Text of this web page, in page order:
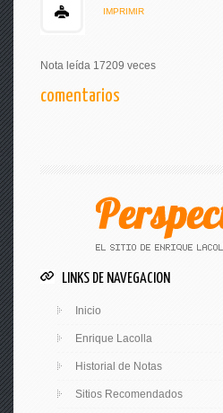
IMPRIMIR
Nota leída 17209 veces
comentarios
LINKS DE NAVEGACION
Inicio
Enrique Lacolla
Historial de Notas
Sitios Recomendados